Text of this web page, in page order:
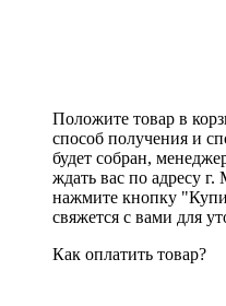
Положите товар в
способ получения и
будет собран,
ждать вас по адресу
нажмите кнопку
свяжется с вами для
Как оплатить товар?